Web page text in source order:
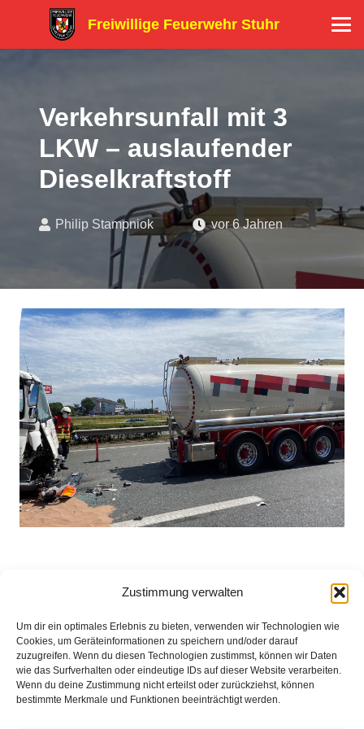
Zustimmung verwalten
Um dir ein optimales Erlebnis zu bieten, verwenden wir Technologien wie
Cookies, um Geräteinformationen zu speichern und/oder darauf
zuzugreifen. Wenn du diesen Technologien zustimmst, können wir Daten
wie das Surfverhalten oder eindeutige IDs auf dieser Website verarbeiten.
Wenn du deine Zustimmung nicht erteilst oder zurückziehst, können
bestimmte Merkmale und Funktionen beeinträchtigt werden.
Freiwillige Feuerwehr Stuhr
Verkehrsunfall mit 3
LKW – auslaufender
Dieselkraftstoff
Philip Stampniok vor 6 Jahren
Gr.Mackenstedt-(ps) Die Feuerwehr Groß Mackenstedt
wurde heute zusammen mit dem Rettungsdienst auf die
Stauende ein Verkehrsunfall mit 3 beteiligten LKW.
Weitere Informationen über diesen Einsatz im
Detailbericht